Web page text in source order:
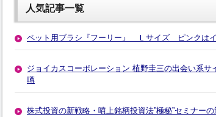
人気記事一覧
ペット用ブラシ『フーリー』 Ｌサイズ ピンクはイ
ジョイカスコーポレーション 植野圭三の出会い系
噂
株式投資の新戦略・噴上銘柄投資法”極秘”セミナー